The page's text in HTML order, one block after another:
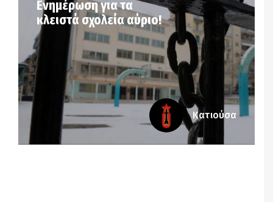
Ενημέρωση για τα
κλειστά σχολεία αύριο!
Κατιούσα